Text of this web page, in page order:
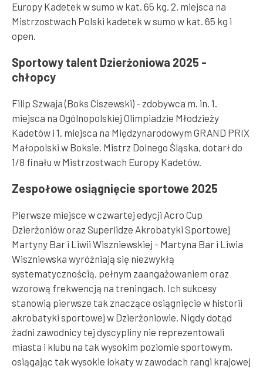
Europy Kadetek w sumo w kat. 65 kg, 2. miejsca na
Mistrzostwach Polski kadetek w sumo w kat. 65 kg i
open.
Sportowy talent Dzierżoniowa 2025 -
chłopcy
Filip Szwaja (Boks Ciszewski) - zdobywca m. in. 1.
miejsca na Ogólnopolskiej Olimpiadzie Młodzieży
Kadetów i 1. miejsca na Międzynarodowym GRAND PRIX
Małopolski w Boksie. Mistrz Dolnego Śląska, dotarł do
1/8 finału w Mistrzostwach Europy Kadetów.
Zespołowe osiągnięcie sportowe 2025
Pierwsze miejsce w czwartej edycji Acro Cup
Dzierżoniów oraz Superlidze Akrobatyki Sportowej
Martyny Bar i Liwii Wiszniewskiej - Martyna Bar i Liwia
Wiszniewska wyróżniają się niezwykłą
systematycznością, pełnym zaangażowaniem oraz
wzorową frekwencją na treningach. Ich sukcesy
stanowią pierwsze tak znaczące osiągnięcie w historii
akrobatyki sportowej w Dzierżoniowie. Nigdy dotąd
żadni zawodnicy tej dyscypliny nie reprezentowali
miasta i klubu na tak wysokim poziomie sportowym,
osiągając tak wysokie lokaty w zawodach rangi krajowej